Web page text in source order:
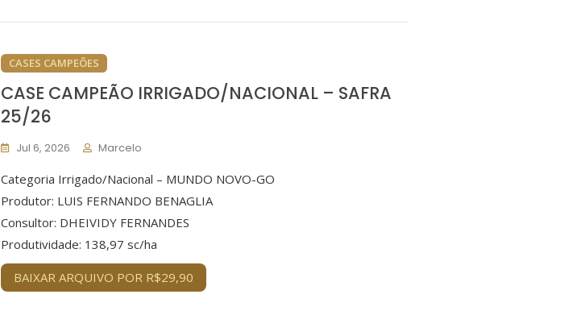
CASES CAMPEÕES
CASE CAMPEÃO IRRIGADO/NACIONAL – SAFRA
25/26
Jul 6, 2026 Marcelo
Categoria Irrigado/Nacional – MUNDO NOVO-GO
Produtor: LUIS FERNANDO BENAGLIA
Consultor: DHEIVIDY FERNANDES
Produtividade: 138,97 sc/ha
BAIXAR ARQUIVO POR R$29,90